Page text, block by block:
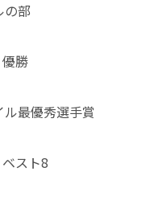
の部
勝
最優秀選手賞
スト8